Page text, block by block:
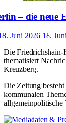
– die neue
Juni 2026 18.
Die Friedrichshain-
thematisiert
Kreuzberg.
Die Zeitung
kommunalen
allgemeinpolitische